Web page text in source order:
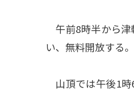
午前8時半から津
い、無料開放する。
山頂では午後1時